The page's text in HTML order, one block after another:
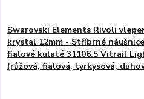
Swarovski Elements Rivoli
krystal 12mm - Stříbrné
fialové kulaté 31106.5 Vitrail
(růžová, fialová, tyrkysová,